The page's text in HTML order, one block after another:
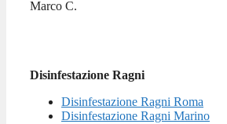
Marco C.
Disinfestazione Ragni
Disinfestazione Ragni Roma
Disinfestazione Ragni Marino